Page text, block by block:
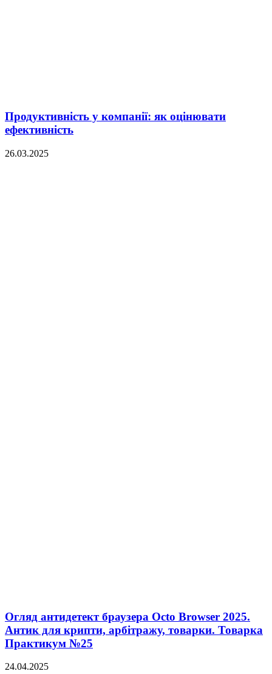
Продуктивність у компанії: як оцінювати
ефективність
26.03.2025
Огляд антидетект браузера Octo Browser 2025.
Антик для крипти, арбітражу, товарки. Товарка
Практикум №25
24.04.2025